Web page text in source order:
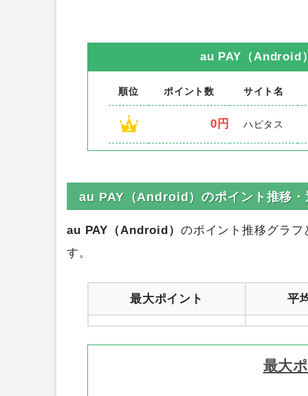
au PAY（Android）
順位 ポイント数 サイト名
1 0円 ハピタス
au PAY（Android）のポイント推移・
au PAY（Android） のポイント推移グラフ
す。
最大ポイント 平
最大